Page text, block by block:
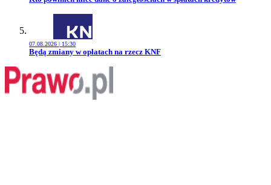
07.08.2026 | 15:30
Przejdź do artykułu:
Będą zmiany w opłatach na rzecz KNF